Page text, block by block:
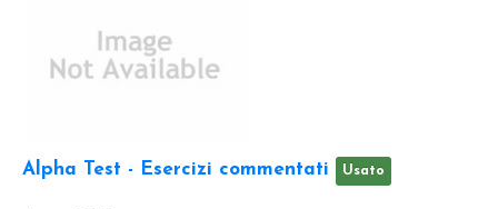
Alpha Test - Esercizi commentati Usato